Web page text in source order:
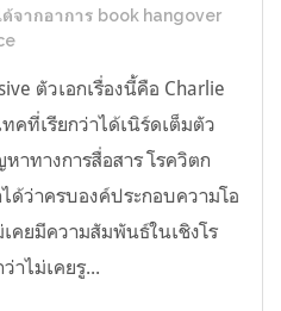
จากอาการ book hangover
ตัวเอกเรื่องนี้คือ Charlie
คที่เรียกว่าได้เนิร์ดเต็มตัว
ทางการสื่อสาร โรควิตก
ด้ว่าครบองค์ประกอบความโอ
คยมีความสัมพันธ์ในเชิงโร
าไม่เคยรู...